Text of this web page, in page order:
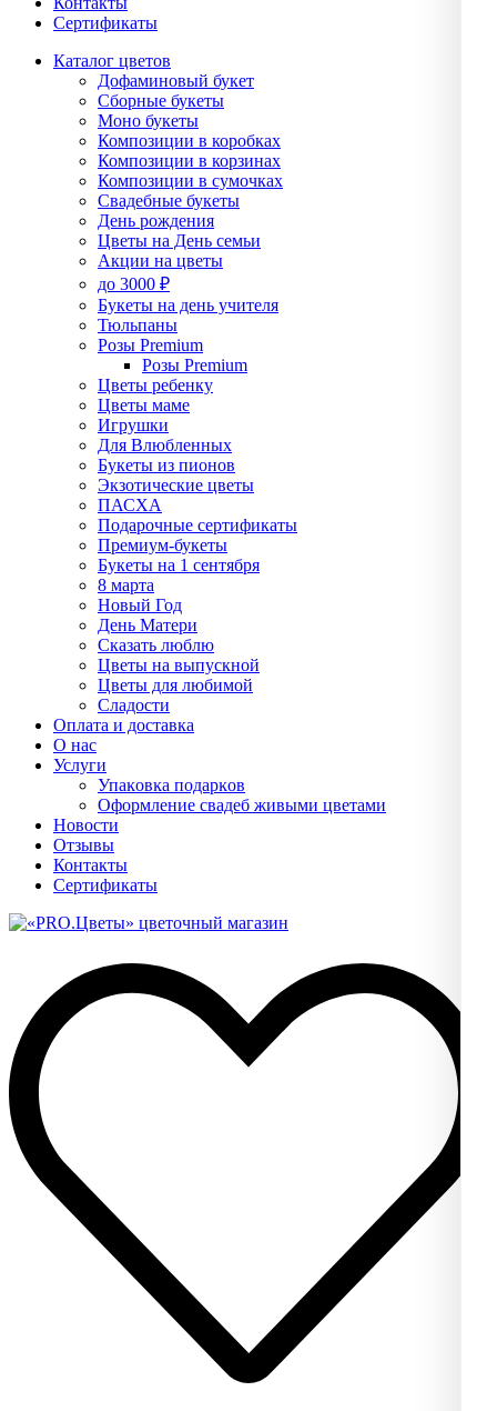
Сертификаты
Каталог цветов
Дофаминовый букет
Сборные букеты
Моно букеты
Композиции в коробках
Композиции в корзинах
Композиции в сумочках
Свадебные букеты
День рождения
Цветы на День семьи
Акции на цветы
до 3000 ₽
Букеты на день учителя
Тюльпаны
Розы Premium
Розы Premium
Цветы ребенку
Цветы маме
Игрушки
Для Влюбленных
Букеты из пионов
Экзотические цветы
ПАСХА
Подарочные сертификаты
Премиум-букеты
Букеты на 1 сентября
8 марта
Новый Год
День Матери
Сказать люблю
Цветы на выпускной
Цветы для любимой
Сладости
Оплата и доставка
О нас
Услуги
Упаĸовĸа подарĸов
Оформление свадеб живыми цветами
Новости
Отзывы
Контакты
Сертификаты